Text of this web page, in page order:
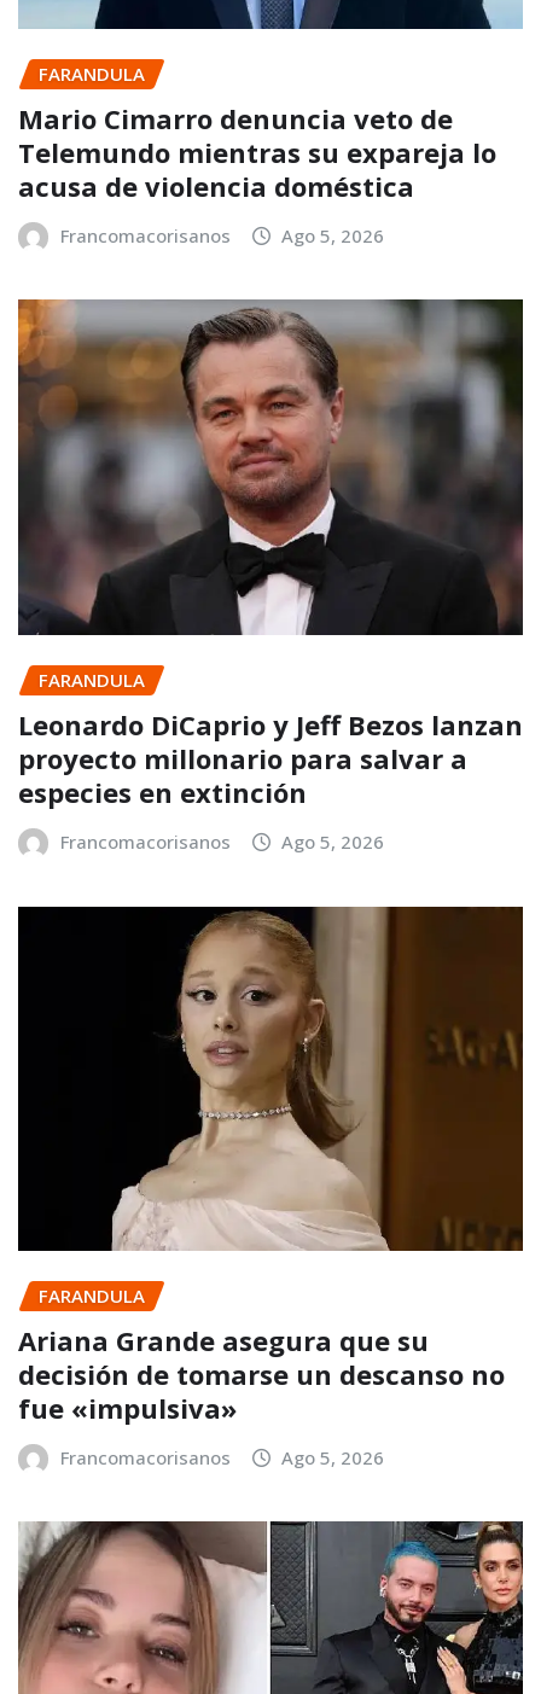
FARANDULA
Mario Cimarro denuncia veto de
Telemundo mientras su expareja lo
acusa de violencia doméstica
Francomacorisanos Ago 5, 2026
FARANDULA
Leonardo DiCaprio y Jeff Bezos lanzan
proyecto millonario para salvar a
especies en extinción
Francomacorisanos Ago 5, 2026
FARANDULA
Ariana Grande asegura que su
decisión de tomarse un descanso no
fue «impulsiva»
Francomacorisanos Ago 5, 2026